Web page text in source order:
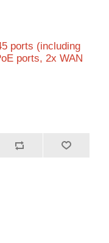
ports (including
ports, 2x WAN